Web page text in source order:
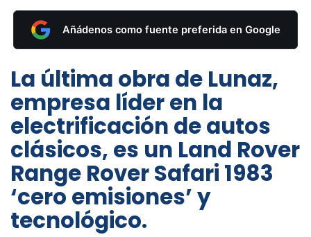
Añádenos como fuente preferida en Google
La última obra de Lunaz,
empresa líder en la
electrificación de autos
clásicos, es un Land Rover
Range Rover Safari 1983
‘cero emisiones’ y
tecnológico.